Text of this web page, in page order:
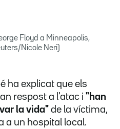
Floyd a Minneapolis,
Nicole Neri)
ha explicat que els
respost a l'atac i "han
la vida" de la víctima,
a un hospital local.